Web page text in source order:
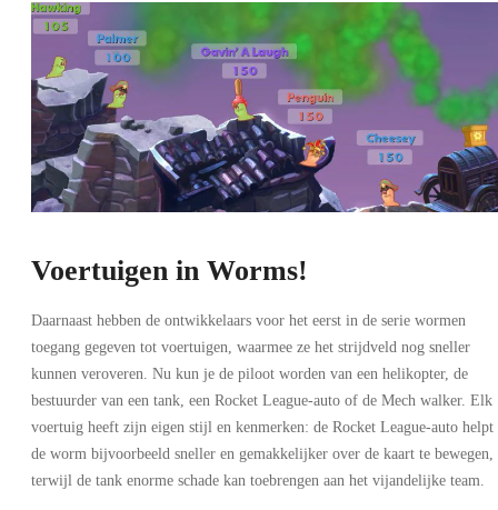
Voertuigen in Worms!
Daarnaast hebben de ontwikkelaars voor het eerst in de serie wormen
toegang gegeven tot voertuigen, waarmee ze het strijdveld nog sneller
kunnen veroveren. Nu kun je de piloot worden van een helikopter, de
bestuurder van een tank, een Rocket League-auto of de Mech walker. Elk
voertuig heeft zijn eigen stijl en kenmerken: de Rocket League-auto helpt
de worm bijvoorbeeld sneller en gemakkelijker over de kaart te bewegen,
terwijl de tank enorme schade kan toebrengen aan het vijandelijke team.